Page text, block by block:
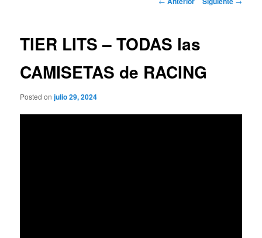
TIER LITS – TODAS las
CAMISETAS de RACING
Posted onjulio 29, 2024